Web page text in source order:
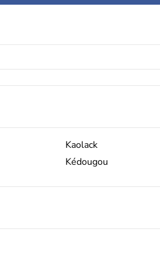
Kaolack
Kédougou